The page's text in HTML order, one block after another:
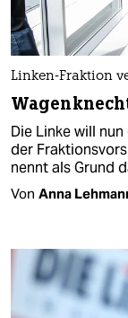
​Linken-Fraktion
Die Linke will
der
nennt als Grund
Von Anna